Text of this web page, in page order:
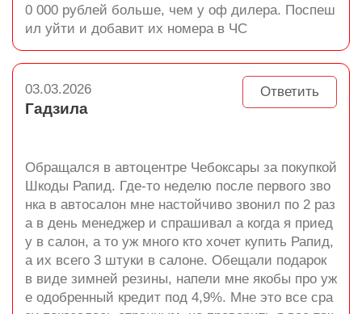
0 000 рублей больше, чем у оф дилера. Поспеш
ил уйти и добавит их номера в ЧС
Ответить
03.03.2026
Гадзила
Обращался в автоцентре Чебоксары за покупкой
Шкоды Рапид. Где-то неделю после первого зво
нка в автосалон мне настойчиво звонил по 2 раз
а в день менеджер и спрашивал а когда я приед
у в салон, а то уж много кто хочет купить Рапид,
а их всего 3 штуки в салоне. Обещали подарок
в виде зимней резины, напели мне якобы про уж
е одобренный кредит под 4,9%. Мне это все сра